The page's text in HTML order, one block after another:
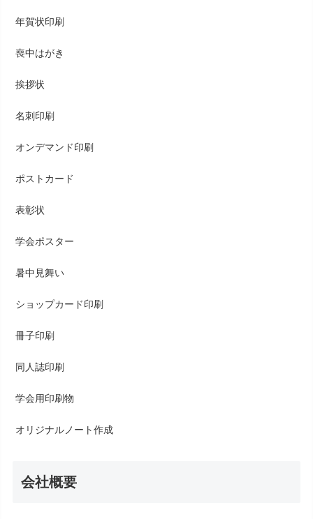
年賀状印刷
喪中はがき
挨拶状
名刺印刷
オンデマンド印刷
ポストカード
表彰状
学会ポスター
暑中見舞い
ショップカード印刷
冊子印刷
同人誌印刷
学会用印刷物
オリジナルノート作成
会社概要